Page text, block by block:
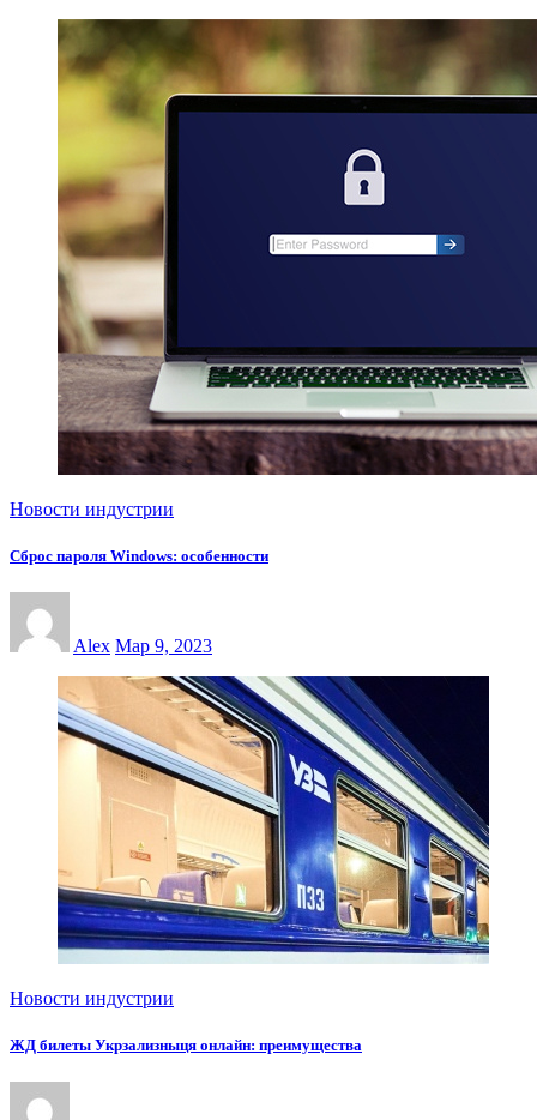
Новости индустрии
Сброс пароля Windows: особенности
Alex Мар 9, 2023
Новости индустрии
ЖД билеты Укрзализныця онлайн: преимущества